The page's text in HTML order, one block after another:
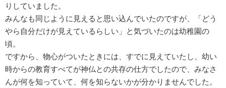
りしていました。
みんなも同じように見えると思い込んでいたのですが、「どう
やら自分だけが見えているらしい」と気づいたのは幼稚園の
頃。
ですから、物心がついたときには、すでに見えていたし、幼い
時からの教育すべてが神仏との共存の仕方でしたので、みなさ
んが何を知っていて、何を知らないかが分かりませんでした。